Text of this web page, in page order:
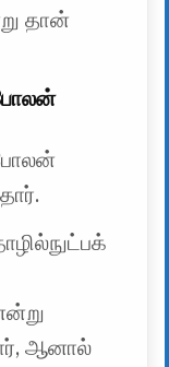
தான்
ஆனால்